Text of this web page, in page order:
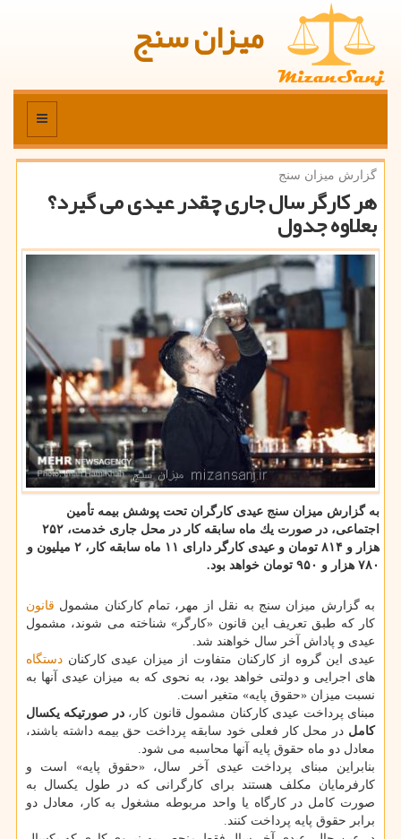
میزان سنج
منو
گزارش میزان سنج
هر كارگر سال جاری چقدر عیدی می گیرد؟
بعلاوه جدول
به گزارش میزان سنج عیدی كارگران تحت پوشش بیمه تأمین
اجتماعی، در صورت یك ماه سابقه كار در محل جاری خدمت، ۲۵۲
هزار و ۸۱۴ تومان و عیدی كارگر دارای ۱۱ ماه سابقه كار، ۲ میلیون و
۷۸۰ هزار و ۹۵۰ تومان خواهد بود.
به گزارش میزان سنج به نقل از مهر، تمام كاركنان مشمول قانون
كار كه طبق تعریف این قانون «كارگر» شناخته می شوند، مشمول
عیدی و پاداش آخر سال خواهند شد.
عیدی این گروه از كاركنان متفاوت از میزان عیدی كاركنان دستگاه
های اجرایی و دولتی خواهد بود، به نحوی كه به میزان عیدی آنها به
نسبت میزان «حقوق پایه» متغیر است.
مبنای پرداخت عیدی كاركنان مشمول قانون كار،در صورتیكه یكسال
كامل در محل كار فعلی خود سابقه پرداخت حق بیمه داشته باشند،
معادل دو ماه حقوق پایه آنها محاسبه می شود.
بنابراین مبنای پرداخت عیدی آخر سال، «حقوق پایه» است و
كارفرمایان مكلف هستند برای كارگرانی كه در طول یكسال به
صورت كامل در كارگاه یا واحد مربوطه مشغول به كار، معادل دو
برابر حقوق پایه پرداخت كنند.